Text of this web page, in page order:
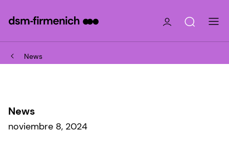
News
News
noviembre 8, 2024